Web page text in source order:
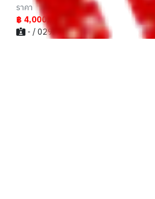
ราคา
฿ 4,000,000
- / 029xxxx99